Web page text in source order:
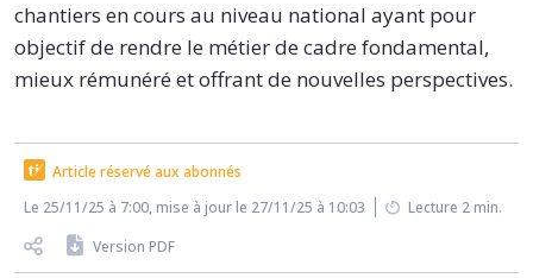
chantiers en cours au niveau national ayant pour
objectif de rendre le métier de cadre fondamental,
mieux rémunéré et offrant de nouvelles perspectives.
Article réservé aux abonnés
Le 25/11/25 à 7:00, mise à jour le 27/11/25 à 10:03
Lecture 2 min.
Version PDF